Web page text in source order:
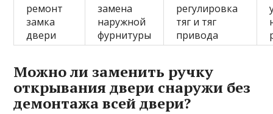
ремонт
замка
двери
замена
наружной
фурнитуры
регулировка
тяг и тяг
привода
Можно ли заменить ручку
открывания двери снаружи без
демонтажа всей двери?